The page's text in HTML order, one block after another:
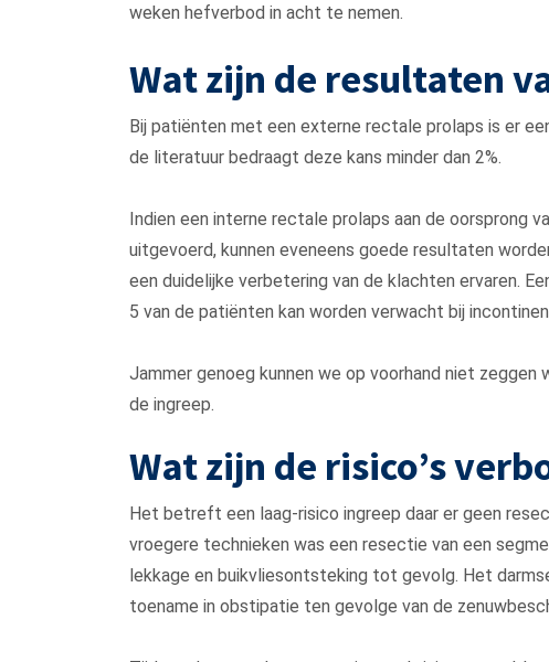
weken hefverbod in acht te nemen.
Wat zijn de resultaten
Bij patiënten met een externe rectale prolaps is er
de literatuur bedraagt deze kans minder dan 2%.
Indien een interne rectale prolaps aan de oorsprong
uitgevoerd, kunnen eveneens goede resultaten
een duidelijke verbetering van de klachten ervaren.
5 van de patiënten kan worden verwacht bij
Jammer genoeg kunnen we op voorhand niet
de ingreep.
Wat zijn de risico’s
Het betreft een laag-risico ingreep daar er geen
vroegere technieken was een resectie van een
lekkage en buikvliesontsteking tot gevolg. Het
toename in obstipatie ten gevolge van de